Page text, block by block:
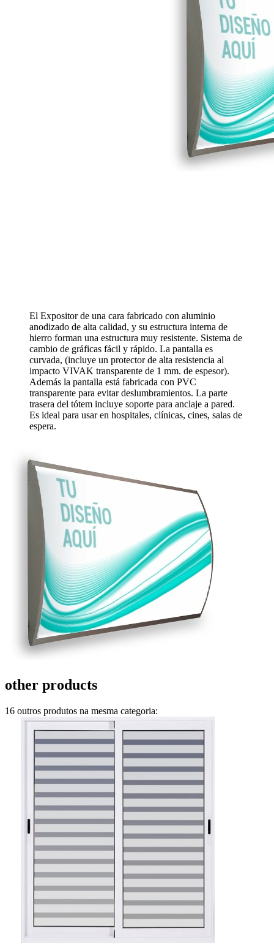
El Expositor de una cara fabricado con aluminio
anodizado de alta calidad, y su estructura interna de
hierro forman una estructura muy resistente. Sistema de
cambio de gráficas fácil y rápido. La pantalla es
curvada, (incluye un protector de alta resistencia al
impacto VIVAK transparente de 1 mm. de espesor).
Además la pantalla está fabricada con PVC
transparente para evitar deslumbramientos. La parte
trasera del tótem incluye soporte para anclaje a pared.
Es ideal para usar en hospitales, clínicas, cines, salas de
espera.
other products
16 outros produtos na mesma categoria: